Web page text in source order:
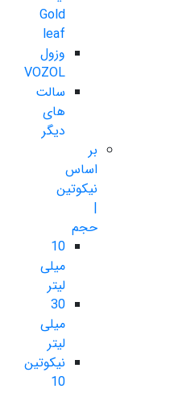
Gold
leaf
وزول
VOZOL
سالت
های
دیگر
بر
اساس
نیکوتین
|
حجم
10
میلی
لیتر
30
میلی
لیتر
نیکوتین
10